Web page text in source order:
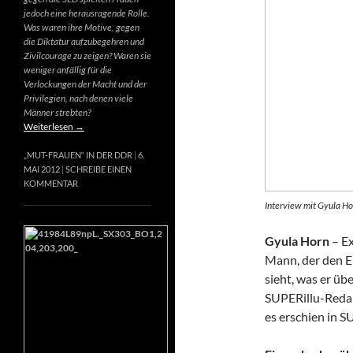
Interview mit Gyula
Gyula Horn –
Mann, der den
sieht, was er
SUPERillu-
es erschien in
jedoch eine herausragende Rolle.
Was waren ihre Motive, gegen
die Diktatur aufzubegehren und
Zivilcourage zu zeigen? Waren sie
weniger anfällig für die
Verlockungen der Macht und der
Privilegien, nach denen viele
Männer strebten?
Weiterlesen →
„MUT-FRAUEN“ IN DER DDR 6.
MAI 2012 SCHREIBE EINEN
KOMMENTAR